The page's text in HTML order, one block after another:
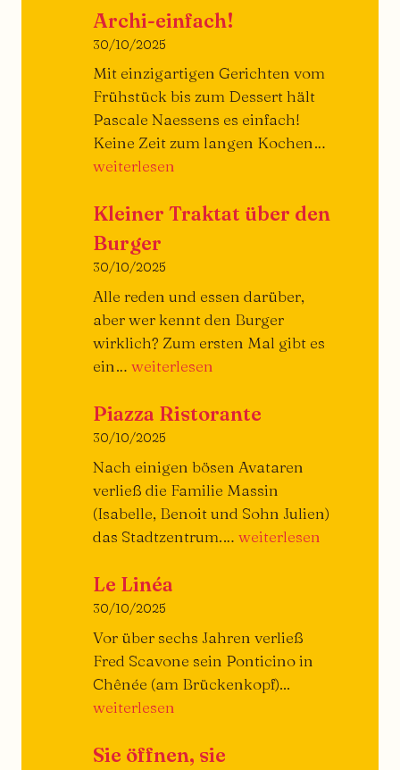
Archi-einfach!
30/10/2025
Mit einzigartigen Gerichten vom
Frühstück bis zum Dessert hält
Pascale Naessens es einfach!
Keine Zeit zum langen Kochen…
weiterlesen
Kleiner Traktat über den
Burger
30/10/2025
Alle reden und essen darüber,
aber wer kennt den Burger
wirklich? Zum ersten Mal gibt es
ein… Kleiner
über
den
Burger
weiterlesen
Piazza Ristorante
30/10/2025
Nach einigen bösen Avataren
verließ die Familie Massin
(Isabelle, Benoit und Sohn Julien)
das Stadtzentrum.… Piazza
weiterlesen
Le Linéa
30/10/2025
Vor über sechs Jahren verließ
Fred Scavone sein Ponticino in
Chênée (am Brückenkopf)...
weiterlesen
Sie öffnen, sie